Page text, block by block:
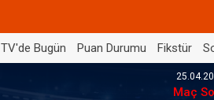
TV'de Bugün Puan Durumu Fikstür
Maç